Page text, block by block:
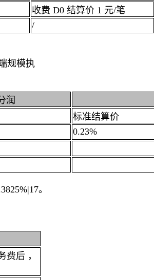
收费 D0 结算价 1 元/笔
/
规模执
润
标准结算价
0.23%
。
费后 ，